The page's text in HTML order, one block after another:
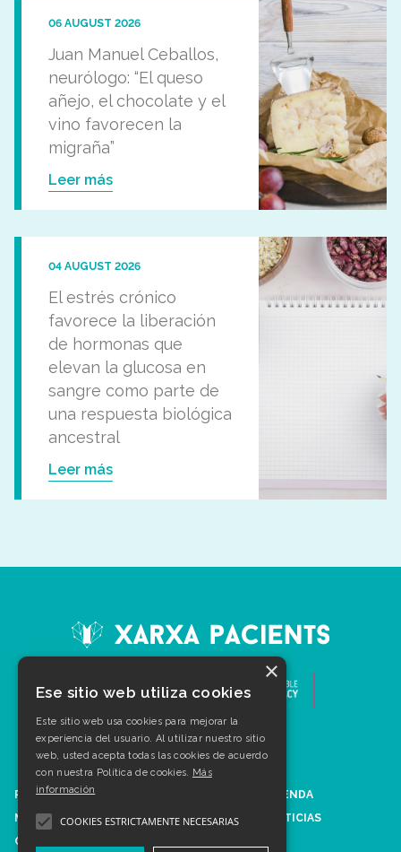
06 AUGUST 2026
Juan Manuel Ceballos,
neurólogo: “El queso
añejo, el chocolate y el
vino favorecen la
migraña”
Leer más
04 AUGUST 2026
El estrés crónico
favorece la liberación
de hormonas que
elevan la glucosa en
sangre como parte de
una respuesta biológica
ancestral
Leer más
PATOLOGÍAS
AGENDA
MULTIMEDIA
NOTICIAS
CONTACTO
×
Ese sitio web utiliza cookies
Este sitio web usa cookies para mejorar la
experiencia del usuario. Al utilizar nuestro sitio
web, usted acepta todas las cookies de acuerdo
con nuestra Política de cookies. Más
información
COOKIES ESTRICTAMENTE NECESARIAS